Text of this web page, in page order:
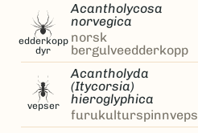
edderkopp
dyr
Acantholycosa
norvegica
norsk
bergulveedderkopp
vepser
Acantholyda
(Itycorsia)
hieroglyphica
furukulturspinnveps